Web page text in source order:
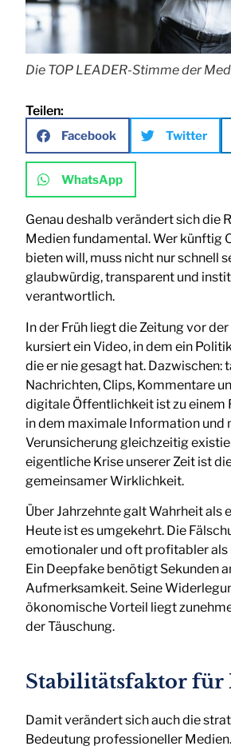
Die TOP LEADER-Stimme der
Teilen:
Facebook Twitter
WhatsApp
Genau deshalb verändert sich die
Medien fundamental. Wer künftig
bieten will, muss nicht nur schnell
glaubwürdig, transparent und
verantwortlich.
In der Früh liegt die Zeitung vor
kursiert ein Video, in dem ein
die er nie gesagt hat. Dazwischen:
Nachrichten, Clips, Kommentare
digitale Öffentlichkeit ist zu einem
in dem maximale Information und
Verunsicherung gleichzeitig
eigentliche Krise unserer Zeit ist
gemeinsamer Wirklichkeit.
Über Jahrzehnte galt Wahrheit als
Heute ist es umgekehrt. Die
emotionaler und oft profitabler als
Ein Deepfake benötigt Sekunden
Aufmerksamkeit. Seine
ökonomische Vorteil liegt
der Täuschung.
Stabilitätsfaktor für
Damit verändert sich auch die
Bedeutung professioneller